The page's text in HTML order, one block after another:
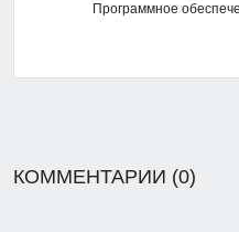
Программное
КОММЕНТАРИИ (0)